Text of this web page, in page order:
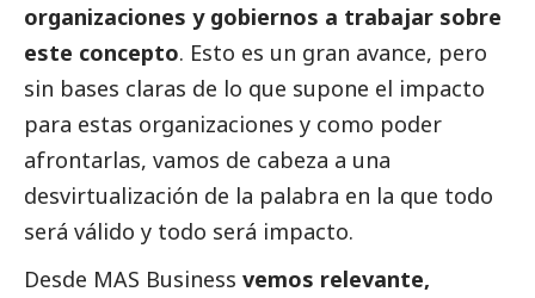
organizaciones y gobiernos a trabajar sobre
este concepto. Esto es un gran avance, pero
sin bases claras de lo que supone el impacto
para estas organizaciones y como poder
afrontarlas, vamos de cabeza a una
desvirtualización de la palabra en la que todo
será válido y todo será impacto.
Desde MAS Business vemos relevante,